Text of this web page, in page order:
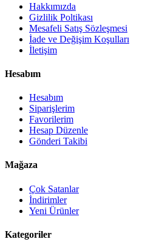
Hakkımızda
Gizlilik Poltikası
Mesafeli Satış Sözleşmesi
İade ve Değişim Koşulları
İletişim
Hesabım
Hesabım
Siparişlerim
Favorilerim
Hesap Düzenle
Gönderi Takibi
Mağaza
Çok Satanlar
İndirimler
Yeni Ürünler
Kategoriler